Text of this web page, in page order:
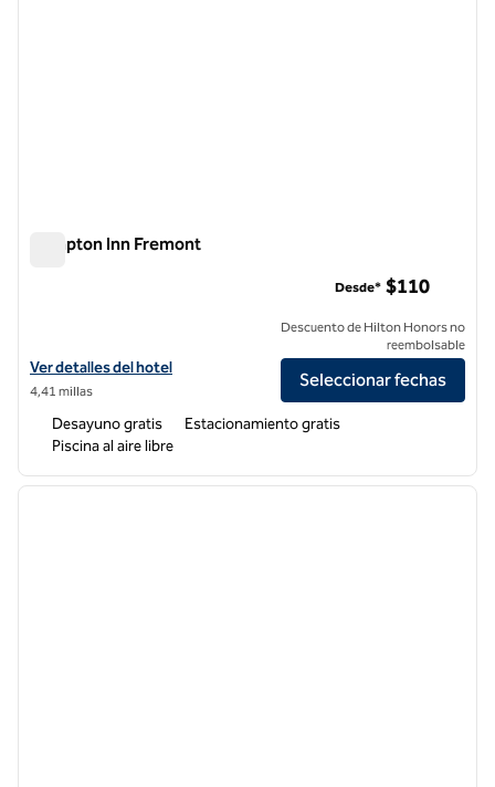
Hampton Inn Fremont
Ver detalles del hotel Hampton Inn Fremont
Ver detalles del hotel
4,41 millas
Desde* $110
Descuento de Hilton Honors no
reembolsable
Seleccionar fechas
Desayuno gratis
Estacionamiento gratis
Piscina al aire libre
1 de 12